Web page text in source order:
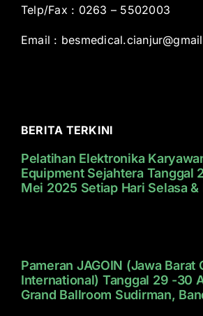
Telp/Fax : 0263 – 5502003
Email :
BERITA TERKINI
Pelatihan Elektronika
Equipment Sejahtera Tanggal
Mei 2025 Setiap Hari Selasa &
Pameran JAGOIN (Jawa Barat
International) Tanggal 29 -30
Grand Ballroom Sudirman,